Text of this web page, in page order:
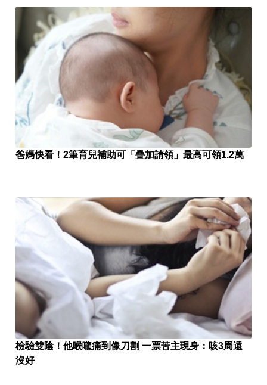
爸媽快看！2筆育兒補助可「疊加請領」最高可領1.2萬
檢驗雙陰！他喉嚨痛到像刀割 一票苦主現身：咳3周還
沒好